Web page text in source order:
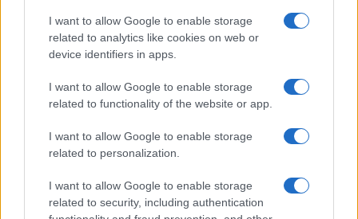
I want to allow Google to enable storage
related to analytics like cookies on web or
device identifiers in apps.
I want to allow Google to enable storage
related to functionality of the website or app.
I want to allow Google to enable storage
related to personalization.
I want to allow Google to enable storage
related to security, including authentication
AjouterRugbyToulouse.com
à vos sources préférées
Dernières actualités